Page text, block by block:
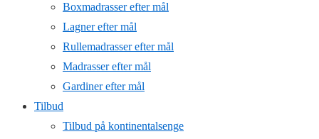
Boxmadrasser efter mål
Lagner efter mål
Rullemadrasser efter mål
Madrasser efter mål
Gardiner efter mål
Tilbud
Tilbud på kontinentalsenge